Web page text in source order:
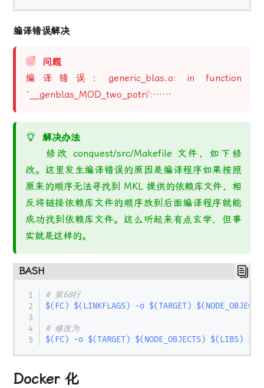
编译错误解决
问题
编译错误：generic_blas.o: in function
`__genblas_MOD_two_potri’:……
解决办法
修改 conquest/src/Makefile 文件，如下修
改。这里发生编译错误的原因是编译程序如果按照
原来的顺序无法寻找到 MKL 提供的依赖库文件，相
反将链接依赖库文件的顺序放到后面编译程序就能
成功找到依赖库文件。这么听起来有点玄学，但事
实就是这样的。
BASH
# 第68行
$( FC) $( LINKFLAGS) -o $(TARGET) $(NODE_OBJECTS
# 修改为
$( FC) -o $(TARGET) $(NODE_OBJECTS) $( LIBS) $(
Docker 化